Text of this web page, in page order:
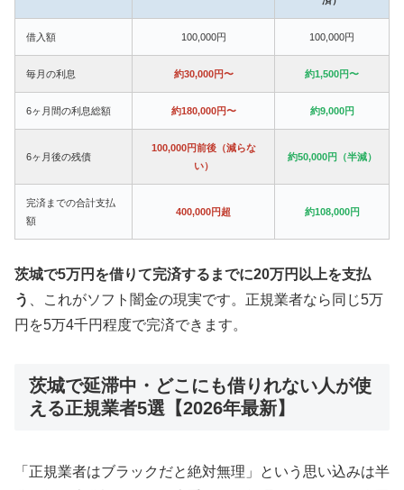
借入額 100,000円 100,000円
毎月の利息 約30,000円〜 約1,500円〜
6ヶ月間の利息総額 約180,000円〜 約9,000円
6ヶ月後の残債
100,000円前後（減らな
い）
約50,000円（半減）
完済までの合計支払
額
400,000円超 約108,000円
茨城で5万円を借りて完済するまでに20万円以上を支払
う
、これがソフト闇金の現実です。正規業者なら同じ5万
円を5万4千円程度で完済できます。
茨城で延滞中・どこにも借りれない人が使
える正規業者5選【2026年最新】
「正規業者はブラックだと絶対無理」という思い込みは半